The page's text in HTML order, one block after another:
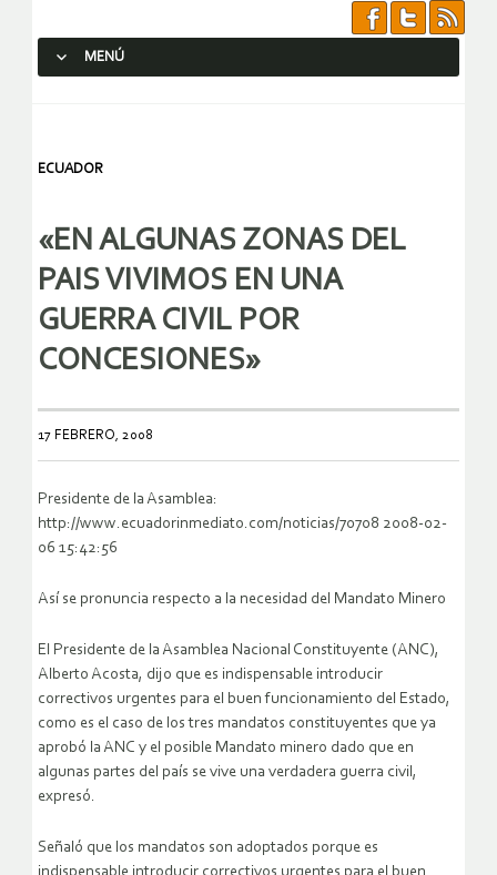
MENÚ
ECUADOR
«EN ALGUNAS ZONAS DEL
PAIS VIVIMOS EN UNA
GUERRA CIVIL POR
CONCESIONES»
17 FEBRERO, 2008
Presidente de la Asamblea:
http://www.ecuadorinmediato.com/noticias/70708 2008-02-
06 15:42:56
Así se pronuncia respecto a la necesidad del Mandato Minero
El Presidente de la Asamblea Nacional Constituyente (ANC),
Alberto Acosta, dijo que es indispensable introducir
correctivos urgentes para el buen funcionamiento del Estado,
como es el caso de los tres mandatos constituyentes que ya
aprobó la ANC y el posible Mandato minero dado que en
algunas partes del país se vive una verdadera guerra civil,
expresó.
Señaló que los mandatos son adoptados porque es